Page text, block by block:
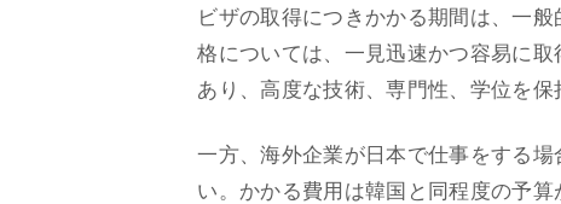
ビザの取得につきかかる期間は、一
格については、一見迅速かつ容易に
あり、高度な技術、専門性、学位を
一方、海外企業が日本で仕事をする
い。かかる費用は韓国と同程度の予